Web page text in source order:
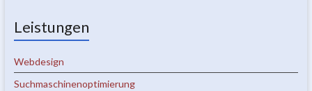
Leistungen
Webdesign
Suchmaschinenoptimierung